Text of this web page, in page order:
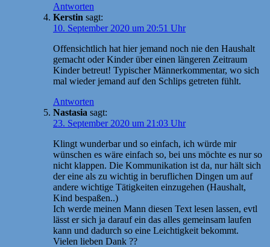
Antworten
Kerstin sagt:
10. September 2020 um 20:51 Uhr
Offensichtlich hat hier jemand noch nie den Haushalt
gemacht oder Kinder über einen längeren Zeitraum
Kinder betreut! Typischer Männerkommentar, wo sich
mal wieder jemand auf den Schlips getreten fühlt.
Antworten
Nastasia sagt:
23. September 2020 um 21:03 Uhr
Klingt wunderbar und so einfach, ich würde mir
wünschen es wäre einfach so, bei uns möchte es nur so
nicht klappen. Die Kommunikation ist da, nur hält sich
der eine als zu wichtig in beruflichen Dingen um auf
andere wichtige Tätigkeiten einzugehen (Haushalt,
Kind bespaßen..)
Ich werde meinen Mann diesen Text lesen lassen, evtl
lässt er sich ja darauf ein das alles gemeinsam laufen
kann und dadurch so eine Leichtigkeit bekommt.
Vielen lieben Dank ??